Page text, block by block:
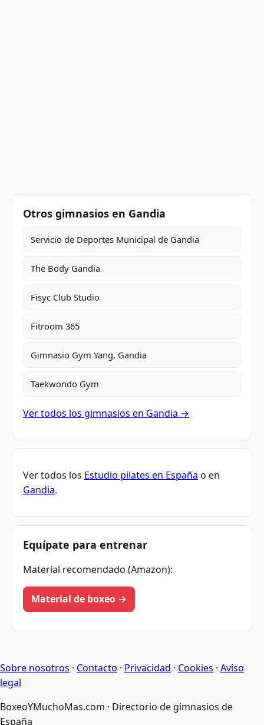
Otros gimnasios en Gandia
Servicio de Deportes Municipal de Gandia
The Body Gandia
Fisyc Club Studio
Fitroom 365
Gimnasio Gym Yang, Gandia
Taekwondo Gym
Ver todos los gimnasios en Gandia →
Ver todos los Estudio pilates en España o en
Gandia.
Equípate para entrenar
Material recomendado (Amazon):
Material de boxeo →
Sobre nosotros · Contacto · Privacidad · Cookies · Aviso
legal
BoxeoYMuchoMas.com · Directorio de gimnasios de
España